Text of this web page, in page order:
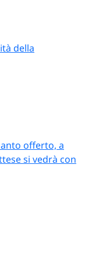
della
offerto, a
si vedrà con